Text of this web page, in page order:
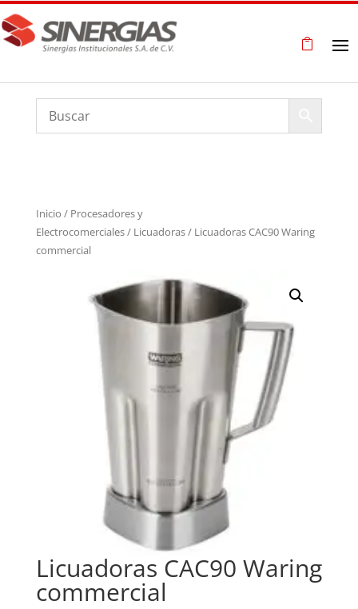
Inicio / Procesadores y
Electrocomerciales/ Licuadoras/ Licuadoras CAC90 Waring
commercial
Licuadoras CAC90 Waring
commercial